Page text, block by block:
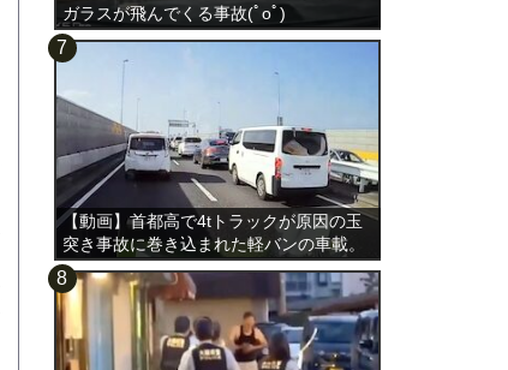
ガラスが飛んでくる事故(ﾟoﾟ)
【動画】首都高で4tトラックが原因の玉
突き事故に巻き込まれた軽バンの車載。